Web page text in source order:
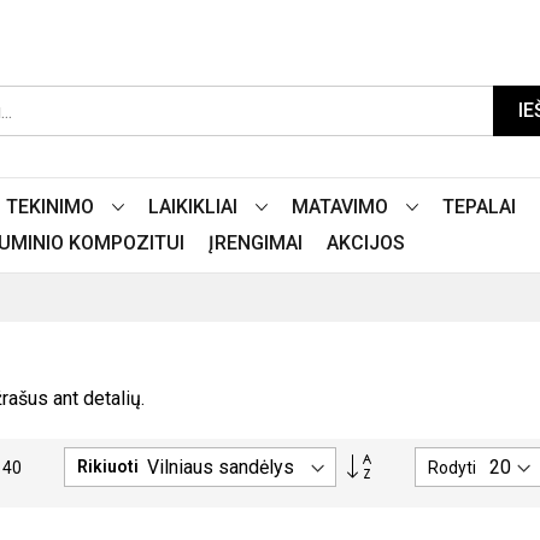
TEKINIMO LAIKIKLIAI MATAVIMO
TEPALAI
KOMPOZITUI
ĮRENGIMAI AKCIJOS
ant detalių.
Rikiuoti
PASIRINKITE
Rodyti